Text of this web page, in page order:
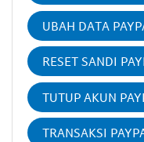
UBAH DATA
RESET SANDI
TUTUP AKUN
TRANSAKSI